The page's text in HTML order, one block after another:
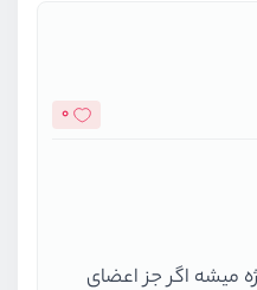
0
میشه اگر جز اعضای